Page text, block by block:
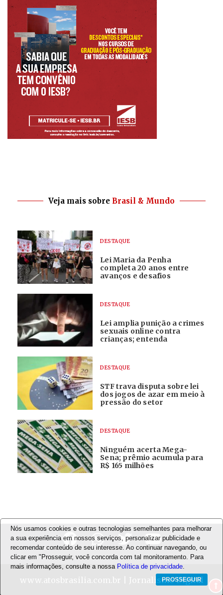
Veja mais sobre Brasil & Mundo
DESTAQUE
Lei Maria da Penha
completa 20 anos entre
avanços e desafios
DESTAQUE
Lei amplia punição a crimes
sexuais online contra
crianças; entenda
DESTAQUE
STF trava disputa sobre lei
dos jogos de azar em meio à
pressão do setor
DESTAQUE
Ninguém acerta Mega-
Sena; prêmio acumula para
R$ 165 milhões
www.atosbrasilia.com.br | Jornalismo Digital
Nós usamos cookies e outras tecnologias semelhantes para melhorar
a sua experiência em nossos serviços, personalizar publicidade e
recomendar conteúdo de seu interesse. Ao continuar navegando, ou
clicar em "Prosseguir, você concorda com tal monitoramento. Para
mais informações, consulte a nossa Política de privacidade.
PROSSEGUIR